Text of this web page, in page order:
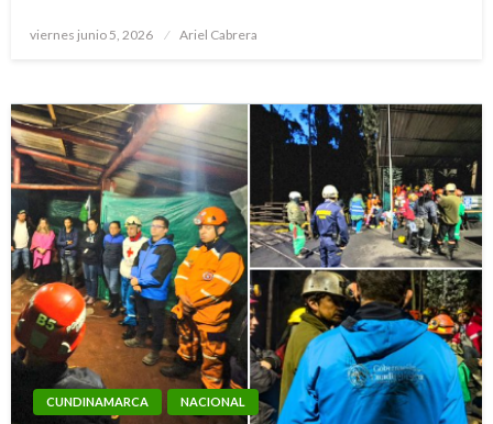
Publicado
viernes junio 5, 2026 Ariel Cabrera
CUNDINAMARCA NACIONAL